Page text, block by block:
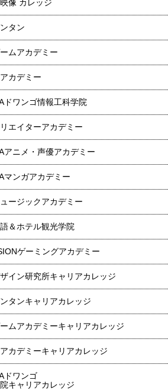
像 カレッジ
タン
ムアカデミー
カデミー
ドワンゴ情報工科学院
エイターアカデミー
アニメ・声優アカデミー
マンガアカデミー
ージックアカデミー
＆ホテル観光学院
ゲーミングアカデミー
イン研究所キャリアカレッジ
タンキャリアカレッジ
ムアカデミーキャリアカレッジ
カデミーキャリアカレッジ
ドワンゴ
キャリアカレッジ